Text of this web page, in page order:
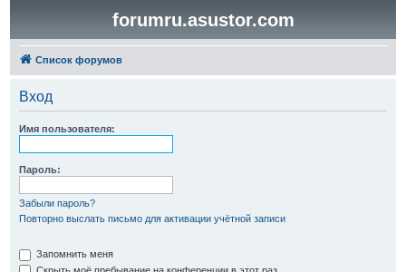
forumru.asustor.com
Список форумов
Вход
Имя пользователя:
Пароль:
Забыли пароль?
Повторно выслать письмо для активации учётной записи
Запомнить меня